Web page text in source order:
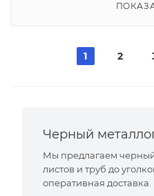
1 2
Черный
Мы предлагаем
листов и труб до
оперативная доставка.